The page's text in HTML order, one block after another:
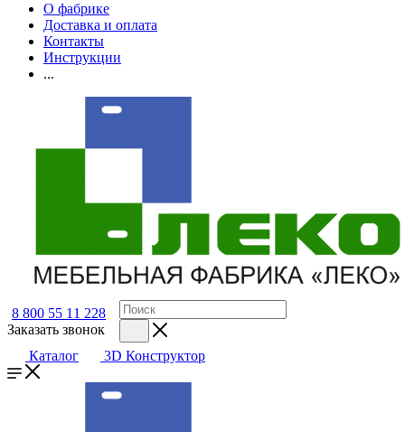
О фабрике
Доставка и оплата
Контакты
Инструкции
...
8 800 55 11 228
Заказать звонок
Каталог
3D Конструктор